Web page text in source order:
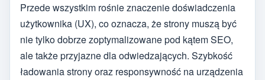
Przede wszystkim rośnie znaczenie doświadczenia
użytkownika (UX), co oznacza, że strony muszą być
nie tylko dobrze zoptymalizowane pod kątem SEO,
ale także przyjazne dla odwiedzających. Szybkość
ładowania strony oraz responsywność na urządzenia